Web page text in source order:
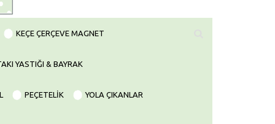
KEÇE ÇERÇEVE MAGNET
YASTIĞI & BAYRAK
PEÇETELİK YOLA ÇIKANLAR